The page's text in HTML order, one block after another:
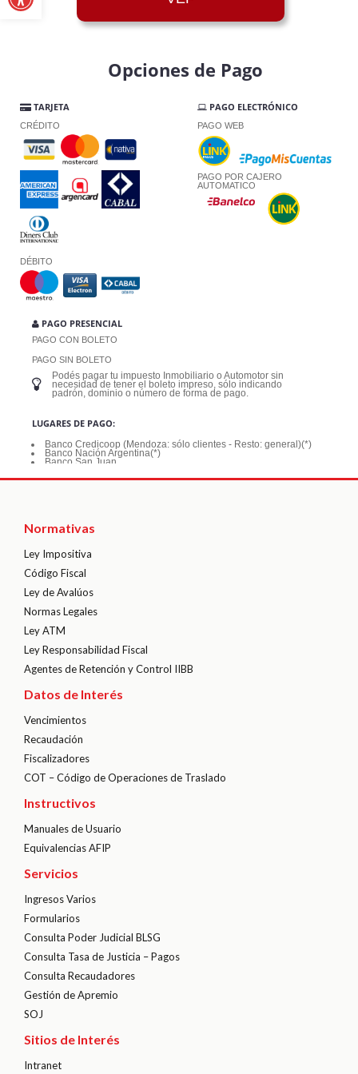
Normativas
Ley Impositiva
Código Fiscal
Ley de Avalúos
Normas Legales
Ley ATM
Ley Responsabilidad Fiscal
Agentes de Retención y Control IIBB
Datos de Interés
Vencimientos
Recaudación
Fiscalizadores
COT – Código de Operaciones de Traslado
Instructivos
Manuales de Usuario
Equivalencias AFIP
Servicios
Ingresos Varios
Formularios
Consulta Poder Judicial BLSG
Consulta Tasa de Justicia – Pagos
Consulta Recaudadores
Gestión de Apremio
SOJ
Sitios de Interés
Intranet